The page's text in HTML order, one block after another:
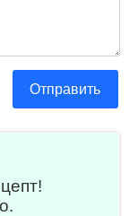
Отправить